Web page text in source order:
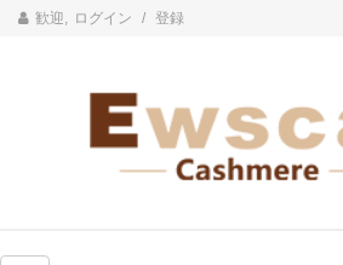
歓迎, ログイン / 登録